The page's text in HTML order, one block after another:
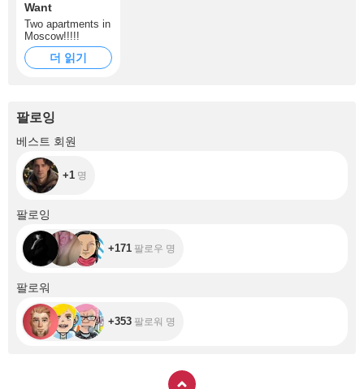
Want
Two apartments in
Moscow!!!!!
더 읽기
팔로잉
베스트 회원
+1
+1 명
팔로잉
+171 팔로우 명
팔로워
+353 팔로워 명